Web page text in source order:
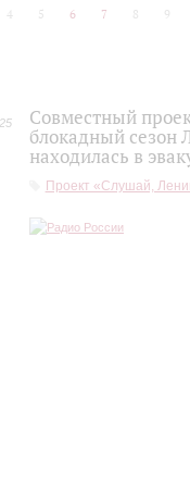
4 5 6 7 8 9
Совместный
блокадный сезон
находилась в
Проект «Слушай,